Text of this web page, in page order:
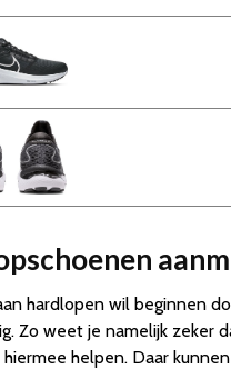
hardlopen wil beginnen
Zo weet je namelijk zeker
hiermee helpen. Daar